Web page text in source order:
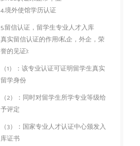
4.境外使馆学历认证
5.留信认证，留学生专业人才入库
真实留信认证的作用(私企，外企，荣
誉的见证):
（1）：该专业认证可证明留学生真实
留学身份
（2）：同时对留学生所学专业等级给
予评定
（3）：国家专业人才认证中心颁发入
库证书